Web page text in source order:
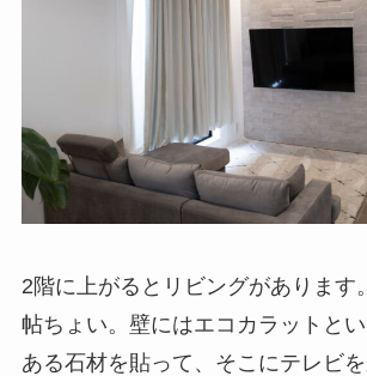
2階に上がるとリビングがあります
帖ちょい。壁にはエコカラットと
ある石材を貼って、そこにテレビ